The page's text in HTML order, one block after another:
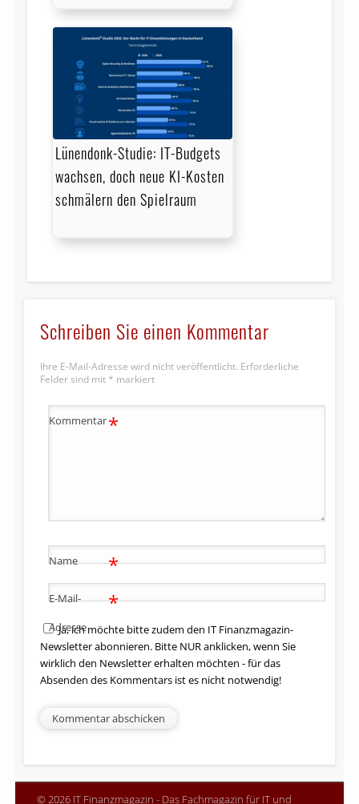
Lünendonk-Studie: IT-Budgets
wachsen, doch neue KI-Kosten
schmälern den Spielraum
Schreiben Sie einen Kommentar
Ihre E-Mail-Adresse wird nicht veröffentlicht. Erforderliche
Felder sind mit * markiert
Kommentar*
Name *
E-Mail-
Adresse
*
Ja, ich möchte bitte zudem den IT Finanzmagazin-
Newsletter abonnieren. Bitte NUR anklicken, wenn Sie
wirklich den Newsletter erhalten möchten - für das
Absenden des Kommentars ist es nicht notwendig!
© 2026 IT Finanzmagazin - Das Fachmagazin für IT und